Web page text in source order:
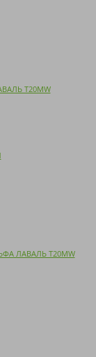
T20MW
ЛАВАЛЬ T20MW